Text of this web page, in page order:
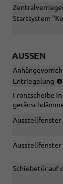
Startsystem
AUSSEN
Entriegelung
Frontscheibe
Ausstellfenster
Ausstellfenster
Schiebetür auf